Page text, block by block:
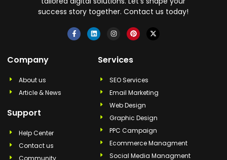
success story together. Contact us today!
Company
About us
Article & News
Support
Help Center
Contact us
Community
Services
SEO Services
Email Marketing
Web Design
Graphic Design
PPC Campaign
Ecommerce Managment
Social Media Managment